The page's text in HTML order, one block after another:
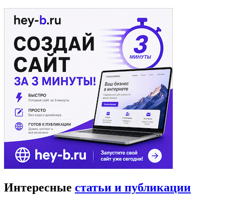
Интересные статьи и публикации